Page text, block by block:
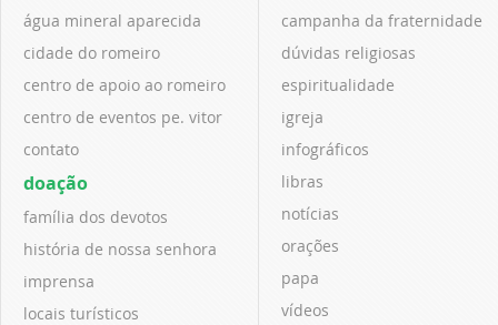
água mineral aparecida
cidade do romeiro
centro de apoio ao romeiro
centro de eventos pe. vitor
contato
doação
família dos devotos
história de nossa senhora
imprensa
locais turísticos
campanha da fraternidade
dúvidas religiosas
espiritualidade
igreja
infográficos
libras
notícias
orações
papa
vídeos